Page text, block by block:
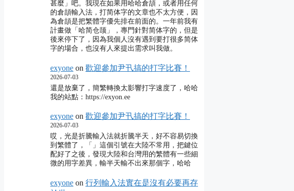
甚麼」吧。我現在如果用哈哈倉頡，或者用任何
的倉頡輸入法，打简体字的文章也不太方便，因
為倉頡是把繁體字優先排在前面的。一年前我有
計畫做「哈简仓颉」，專門針對简体字的，但是
後來停下了，因為我個人沒有遇到要打很多简体
字的場合，也沒有人來提出需求叫我做。
exyone on 歡迎參加尹卂搞的打字比賽！
2026-07-03
還是放棄了，簡繁轉換太影響打字速度了，哈哈
我的站點：https://exyon.ee
exyone on 歡迎參加尹卂搞的打字比賽！
2026-07-03
哎，光是折騰輸入法就折騰半天，好不容易切換
到繁體了，「」這個引號在大陸不常用，把鍵位
配好了之後，發現大陸和台灣用的繁體有一些細
微的用字差異，輸半天輸不出來那個字，哈哈
exyone on 行列輸入法實在是沒有必要再存